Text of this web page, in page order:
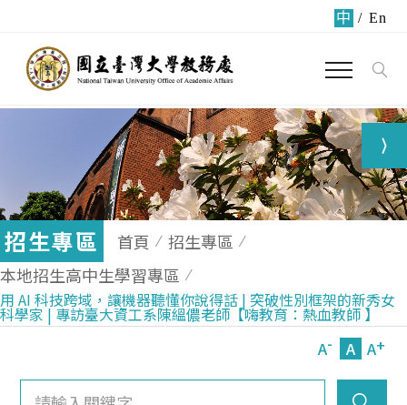
中 / En
招生專區 首頁
招生專區
本地招生高中生學習專區
用 AI 科技跨域，讓機器聽懂你說得話 | 突破性別框架的新秀女
科學家 | 專訪臺大資工系陳縕儂老師【嗨教育：熱血教師 】
A- A A+